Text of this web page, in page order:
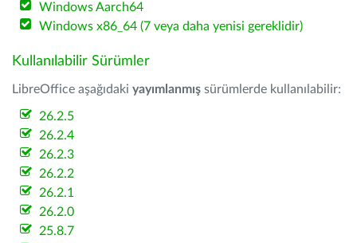
Windows Aarch64
Windows x86_64 (7 veya daha yenisi gereklidir)
Kullanılabilir Sürümler
LibreOffice aşağıdaki yayımlanmış sürümlerde kullanılabilir:
26.2.5
26.2.4
26.2.3
26.2.2
26.2.1
26.2.0
25.8.7